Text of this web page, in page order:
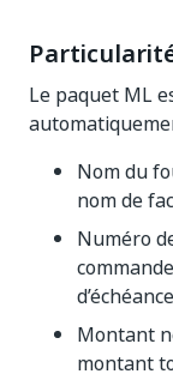
Le paquet ML
Nom du
nom de
Numéro
d’échéance
Montant
montant